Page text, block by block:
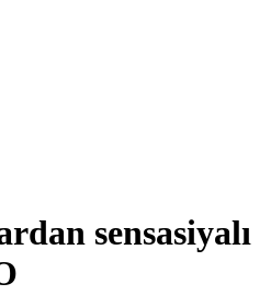
sensasiyalı